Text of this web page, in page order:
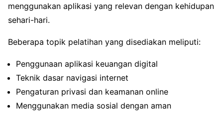
menggunakan aplikasi yang relevan dengan kehidupan
sehari-hari.
Beberapa topik pelatihan yang disediakan meliputi:
Penggunaan aplikasi keuangan digital
Teknik dasar navigasi internet
Pengaturan privasi dan keamanan online
Menggunakan media sosial dengan aman